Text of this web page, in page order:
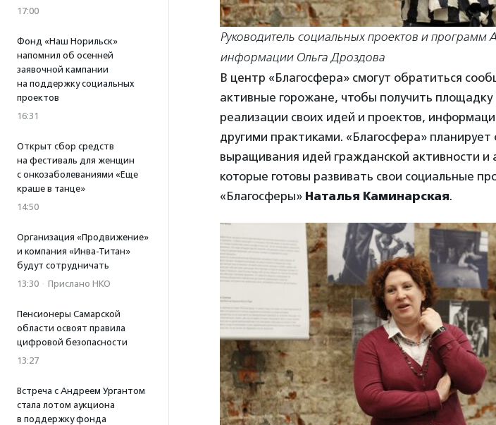
17:00
Фонд «Наш Норильск»
напомнил об осенней
заявочной кампании
на поддержку социальных
проектов
16:31
Открыт сбор средств
на фестиваль для женщин
с онкозаболеваниями «Еще
краше в танце»
14:50
Организация «Продвижение»
и компания «Инва-Титан»
будут сотрудничать
13:30 · Прислано НКО
Пенсионеры Самарской
области освоят правила
цифровой безопасности
13:27
Встреча с Андреем Ургантом
стала лотом аукциона
в поддержку фонда
Руководитель социальных проектов и программ
информации Ольга Дроздова
В центр «Благосфера» смогут обратиться
активные горожане, чтобы получить
реализации своих идей и проектов,
другими практиками. «Благосфера»
выращивания идей гражданской активности и
которые готовы развивать свои социальные
«Благосферы» Наталья Каминарская.